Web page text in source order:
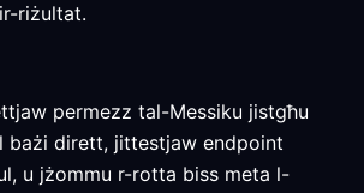
riżultat.
permezz tal-Messiku jistgħu
bażi dirett, jittestjaw endpoint
u jżommu r-rotta biss meta l-